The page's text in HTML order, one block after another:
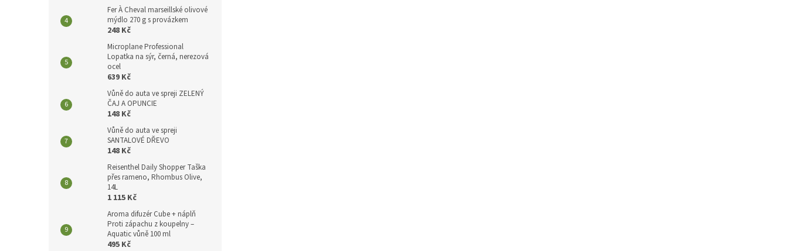
Fer À Cheval marseillské olivové
mýdlo 270 g s provázkem
248 Kč
Microplane Professional
Lopatka na sýr, černá, nerezová
ocel
639 Kč
Vůně do auta ve spreji ZELENÝ
ČAJ A OPUNCIE
148 Kč
Vůně do auta ve spreji
SANTALOVÉ DŘEVO
148 Kč
Reisenthel Daily Shopper Taška
přes rameno, Rhombus Olive,
14L
1 115 Kč
Aroma difuzér Cube + náplň
Proti zápachu z koupelny –
Aquatic vůně 100 ml
495 Kč